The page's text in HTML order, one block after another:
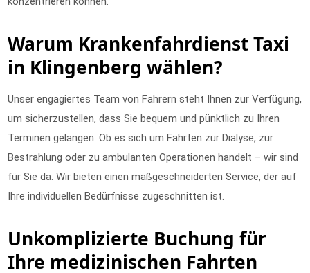
Warum Krankenfahrdienst Taxi
in Klingenberg wählen?
Unser engagiertes Team von Fahrern steht Ihnen zur Verfügung,
um sicherzustellen, dass Sie bequem und pünktlich zu Ihren
Terminen gelangen. Ob es sich um Fahrten zur Dialyse, zur
Bestrahlung oder zu ambulanten Operationen handelt – wir sind
für Sie da. Wir bieten einen maßgeschneiderten Service, der auf
Ihre individuellen Bedürfnisse zugeschnitten ist.
Unkomplizierte Buchung für
Ihre medizinischen Fahrten